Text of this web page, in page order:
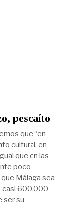
pescaíto
que “en
cultural, en
que en las
poco
Málaga sea
casi 600.000
ser su